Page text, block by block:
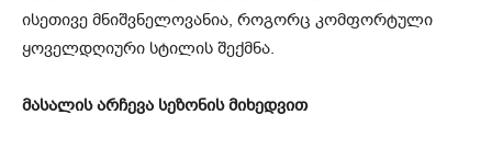
ისეთივე მნიშვნელოვანია, როგორც კომფორტული
ყოველდღიური სტილის შექმნა.
მასალის არჩევა სეზონის მიხედვით